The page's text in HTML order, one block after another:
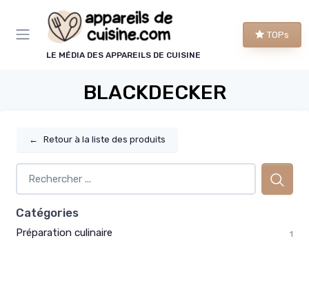
LE MÉDIA DES APPAREILS DE CUISINE
TOPs
BLACKDECKER
← Retour à la liste des produits
Catégories
Préparation culinaire 1
Panneau de gestion des cookies